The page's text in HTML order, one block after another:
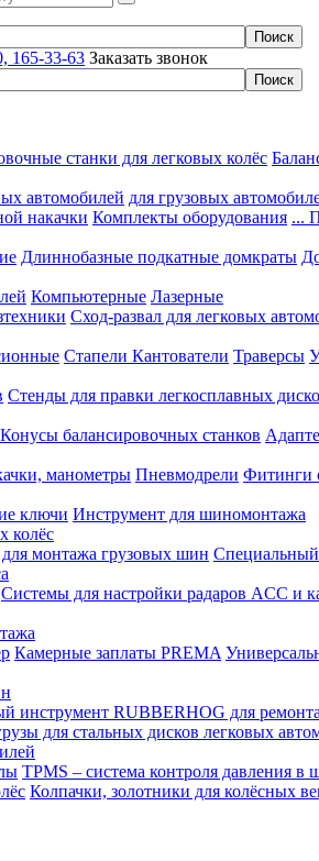
165-33-63 Заказать звонок
станки для легковых колёс
автомобилей для грузовых
накачки Комплекты оборудования ...
Длиннобазные подкатные домкраты
Компьютерные Лазерные
Сход-развал для легковых
Стапели Кантователи Траверсы
Стенды для правки легкосплавных
Конусы балансировочных станков
манометры Пневмодрели Фитинги
ключи Инструмент для шиномонтажа
колёс
монтажа грузовых шин Специальный
Системы для настройки радаров ACC и
Камерные заплаты PREMA
инструмент RUBBERHOG для
для стальных дисков легковых
TPMS – система контроля давления в
Колпачки, золотники для колёсных